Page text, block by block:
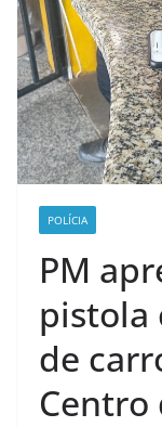
POLÍCIA
PM
pistola
de
Centro